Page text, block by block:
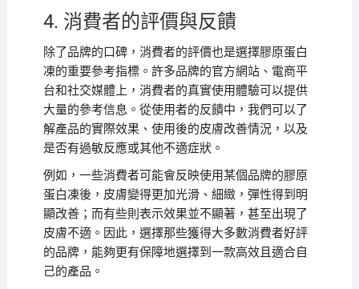
4. 消費者的評價與反饋
除了品牌的口碑，消費者的評價也是選擇膠原蛋白
凍的重要參考指標。許多品牌的官方網站、電商平
台和社交媒體上，消費者的真實使用體驗可以提供
大量的參考信息。從使用者的反饋中，我們可以了
解產品的實際效果、使用後的皮膚改善情況，以及
是否有過敏反應或其他不適症狀。
例如，一些消費者可能會反映使用某個品牌的膠原
蛋白凍後，皮膚變得更加光滑、細緻，彈性得到明
顯改善；而有些則表示效果並不顯著，甚至出現了
皮膚不適。因此，選擇那些獲得大多數消費者好評
的品牌，能夠更有保障地選擇到一款高效且適合自
己的產品。